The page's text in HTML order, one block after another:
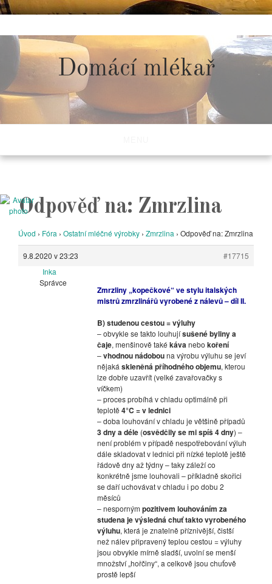
to
content
Domácí mlékař
Odpověď na: Zmrzlina
Úvod › Fóra › Ostatní mléčné výrobky › Zmrzlina › Odpověď na: Zmrzlina
9.8.2020 v 23:23
#17715
Inka
Správce
Zmrzliny „kopečkové“ ve stylu italských
mistrů zmrzlinářů vyrobené z nálevů – díl II.
B) studenou cestou = výluhy
– obvykle se takto louhujísušené byliny a
čaje, menšinově také kávanebo koření
–vhodnou nádobouna výrobu výluhu se jeví
nějaká skleněná příhodného objemu, kterou
lze dobře uzavřít (velké zavařovačky s
víčkem)
– proces probíhá v chladu optimálně při
teplotě 4°C = v lednici
– doba louhování v chladu je většině případů
3 dny a déle (osvědčily se mi spíš 4 dny) –
není problém v případě nespotřebování výluh
dále skladovat v lednici při nízké teplotě ještě
řádově dny až týdny – taky záleží co
konkrétně jsme louhovali – příkladně skořici
se daří uchovávat v chladu i po dobu 2
měsíců
– nesporným pozitivem louhováním za
studena je výsledná chuť takto vyrobeného
výluhu, která je znatelně příznivější, čistší
než nálev připravený teplou cestou = výluhy
jsou obvykle mírně sladší, uvolní se menší
množství „hořčiny“, a celkově jsou chuťově
prostě lepší